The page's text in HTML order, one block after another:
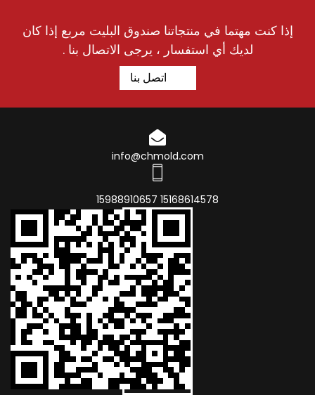
إذا كنت مهتما في منتجاتنا صندوق البليت مربع إذا كان
لديك أي استفسار ، يرجى الاتصال بنا .
اتصل بنا
info@chmold.com
15168614578 15988910657